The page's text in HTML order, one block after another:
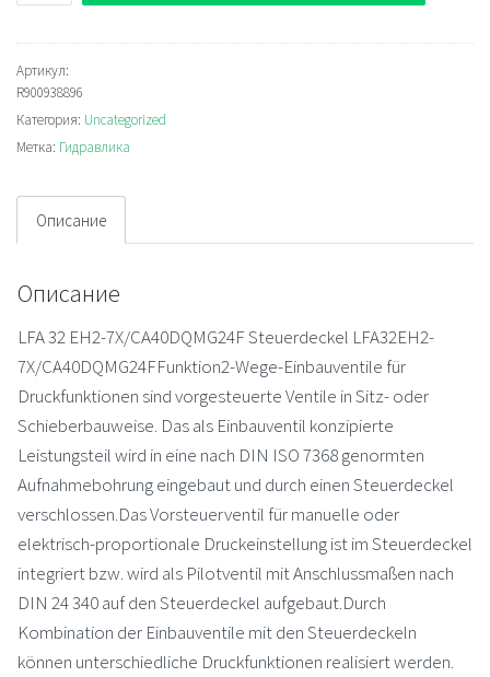
Rexroth
LFA32EH2-
7X/CA40DQMG24F
Cartridge
valve
Артикул:
R900938896
Категория: Uncategorized
Метка: Гидравлика
Описание
Описание
LFA 32 EH2-7X/CA40DQMG24F Steuerdeckel LFA32EH2-
7X/CA40DQMG24FFunktion2-Wege-Einbauventile für
Druckfunktionen sind vorgesteuerte Ventile in Sitz- oder
Schieberbauweise. Das als Einbauventil konzipierte
Leistungsteil wird in eine nach DIN ISO 7368 genormten
Aufnahmebohrung eingebaut und durch einen Steuerdeckel
verschlossen.Das Vorsteuerventil für manuelle oder
elektrisch-proportionale Druckeinstellung ist im Steuerdeckel
integriert bzw. wird als Pilotventil mit Anschlussmaßen nach
DIN 24 340 auf den Steuerdeckel aufgebaut.Durch
Kombination der Einbauventile mit den Steuerdeckeln
können unterschiedliche Druckfunktionen realisiert werden.